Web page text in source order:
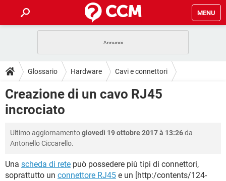
MENU
INTRATTENIMENTO ANDROID
iOS WINDOWS 10
INSTAGRAM
HARDWARE
GUIDE
COVID-19
INTRATTENIMENTO ANDROID
INSTAGRAM WHATSAPP
HARDWARE
DOWNLOAD
COVID-19
iOS
INSTAGRAM WHATSAPP
TIKTOK FACEBOOK
FORUM
COVID-19 GAMING
iOS WINDOWS 10
GLOSSARIO
COVID-19 GAMING
INTRATTENIMENTO ANDROID
Glossario Hardware Cavi e connettori
Creazione di un cavo RJ45
incrociato
Ultimo aggiornamentogiovedì 19 ottobre 2017 à 13:26da
Antonello Ciccarello.
Una scheda di rete può possedere più tipi di connettori,
soprattutto un connettore RJ45 e un [http:/contents/124-